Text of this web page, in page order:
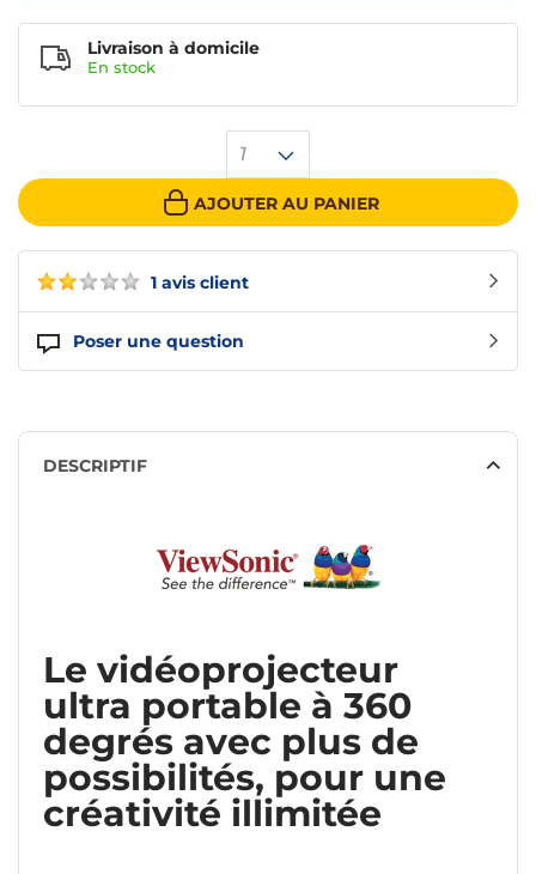
1 avis client
Poser une question
1
AJOUTER AU PANIER
Livraison à domicile
En stock
DESCRIPTIF
Le vidéoprojecteur
ultra portable à 360
degrés avec plus de
possibilités, pour une
créativité illimitée